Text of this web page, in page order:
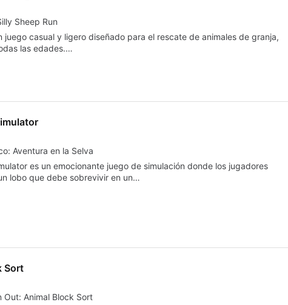
Sheep Run
juego casual y ligero diseñado para el rescate de animales de granja,
las edades.…
Aventura en la Selva
es un emocionante juego de simulación donde los jugadores
lobo que debe sobrevivir en un…
Sort
Out: Animal Block Sort